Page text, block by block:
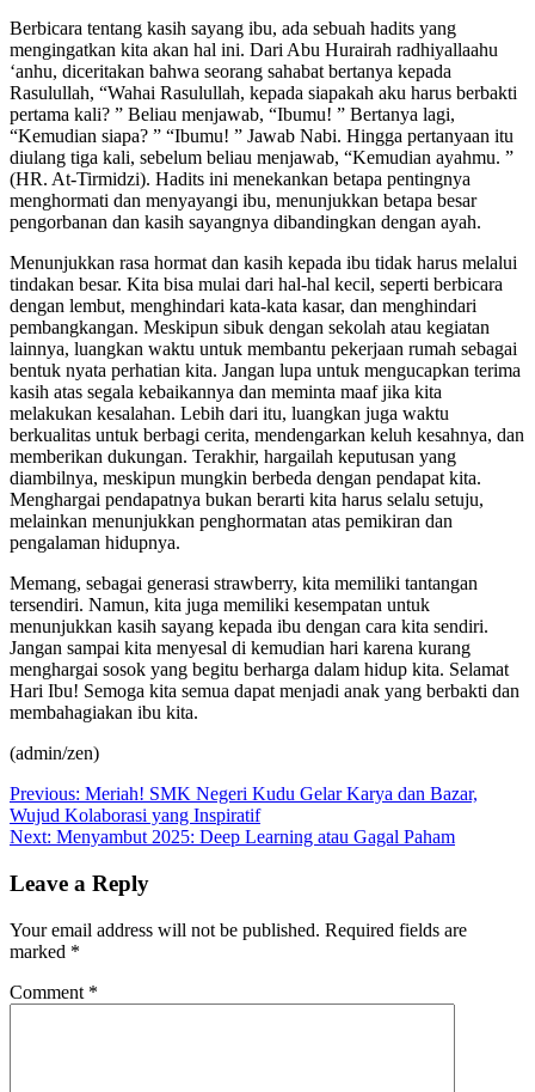
Berbicara tentang kasih sayang ibu, ada sebuah hadits yang
mengingatkan kita akan hal ini. Dari Abu Hurairah radhiyallaahu
‘anhu, diceritakan bahwa seorang sahabat bertanya kepada
Rasulullah, “Wahai Rasulullah, kepada siapakah aku harus berbakti
pertama kali? ” Beliau menjawab, “Ibumu! ” Bertanya lagi,
“Kemudian siapa? ” “Ibumu! ” Jawab Nabi. Hingga pertanyaan itu
diulang tiga kali, sebelum beliau menjawab, “Kemudian ayahmu. ”
(HR. At-Tirmidzi). Hadits ini menekankan betapa pentingnya
menghormati dan menyayangi ibu, menunjukkan betapa besar
pengorbanan dan kasih sayangnya dibandingkan dengan ayah.
Menunjukkan rasa hormat dan kasih kepada ibu tidak harus melalui
tindakan besar. Kita bisa mulai dari hal-hal kecil, seperti berbicara
dengan lembut, menghindari kata-kata kasar, dan menghindari
pembangkangan. Meskipun sibuk dengan sekolah atau kegiatan
lainnya, luangkan waktu untuk membantu pekerjaan rumah sebagai
bentuk nyata perhatian kita. Jangan lupa untuk mengucapkan terima
kasih atas segala kebaikannya dan meminta maaf jika kita
melakukan kesalahan. Lebih dari itu, luangkan juga waktu
berkualitas untuk berbagi cerita, mendengarkan keluh kesahnya, dan
memberikan dukungan. Terakhir, hargailah keputusan yang
diambilnya, meskipun mungkin berbeda dengan pendapat kita.
Menghargai pendapatnya bukan berarti kita harus selalu setuju,
melainkan menunjukkan penghormatan atas pemikiran dan
pengalaman hidupnya.
Memang, sebagai generasi strawberry, kita memiliki tantangan
tersendiri. Namun, kita juga memiliki kesempatan untuk
menunjukkan kasih sayang kepada ibu dengan cara kita sendiri.
Jangan sampai kita menyesal di kemudian hari karena kurang
menghargai sosok yang begitu berharga dalam hidup kita. Selamat
Hari Ibu! Semoga kita semua dapat menjadi anak yang berbakti dan
membahagiakan ibu kita.
(admin/zen)
Post
navigation
Previous: Meriah! SMK Negeri Kudu Gelar Karya dan Bazar,
Wujud Kolaborasi yang Inspiratif
Next: Menyambut 2025: Deep Learning atau Gagal Paham
Leave a Reply
Your email address will not be published. Required fields are
marked *
Comment *